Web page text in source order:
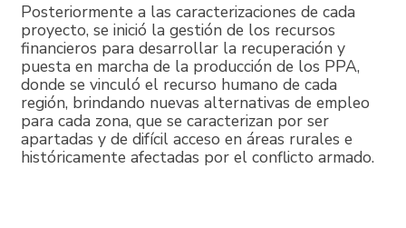
Posteriormente a las caracterizaciones de cada
proyecto, se inició la gestión de los recursos
financieros para desarrollar la recuperación y
puesta en marcha de la producción de los PPA,
donde se vinculó el recurso humano de cada
región, brindando nuevas alternativas de empleo
para cada zona, que se caracterizan por ser
apartadas y de difícil acceso en áreas rurales e
históricamente afectadas por el conflicto armado.